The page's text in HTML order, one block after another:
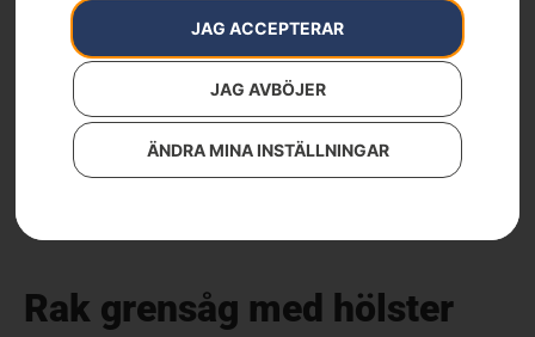
JAG ACCEPTERAR
JAG AVBÖJER
ÄNDRA MINA INSTÄLLNINGAR
Rak grensåg med hölster